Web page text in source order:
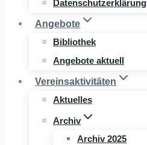
Datenschutzerklärung
Angebote
Bibliothek
Angebote aktuell
Vereinsaktivitäten
Aktuelles
Archiv
Archiv 2025